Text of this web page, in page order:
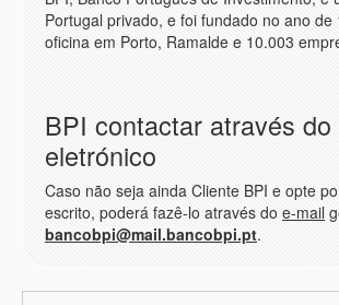
Portugal privado, e foi fundado no ano de
oficina em Porto, Ramalde e 10.003
BPI contactar através do
eletrónico
Caso não seja ainda Cliente BPI e opte
escrito, poderá fazê-lo através do e-mail
bancobpi@mail.bancobpi.pt.